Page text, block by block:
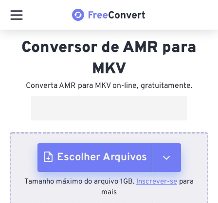
Conversor de AMR para
MKV
Converta AMR para MKV on-line, gratuitamente.
Escolher Arquivos
Do dispositivo
Tamanho máximo do arquivo 1GB. Inscrever-se para
mais